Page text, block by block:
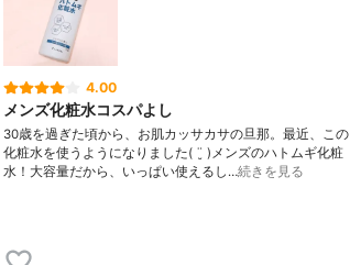
4.00
メンズ化粧水コスパよし
30歳を過ぎた頃から、お肌カッサカサの旦那。 最近、この
化粧水を使うようになりました( ¨̮ ) メンズのハトムギ化粧
水！ 大容量だから、いっぱい使えるし…続きを見る